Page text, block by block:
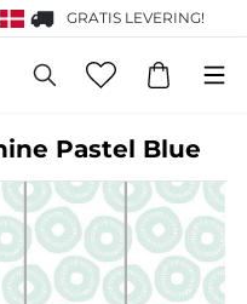
GRATIS LEVERING!
Pastel Blue